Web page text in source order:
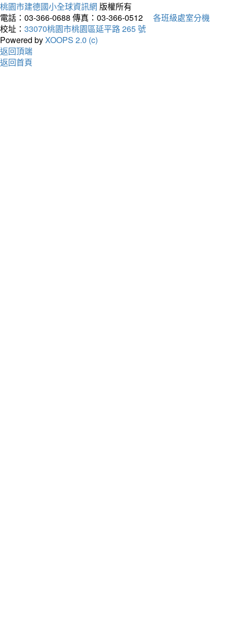
桃園市建德國小全球資訊網 版權所有
電話：03-366-0688 傳真：03-366-0512
各班級處室分機
校址： 33070桃園市桃園區延平路 265 號
Powered byXOOPS 2.0 (c)
返回頂端
返回首頁